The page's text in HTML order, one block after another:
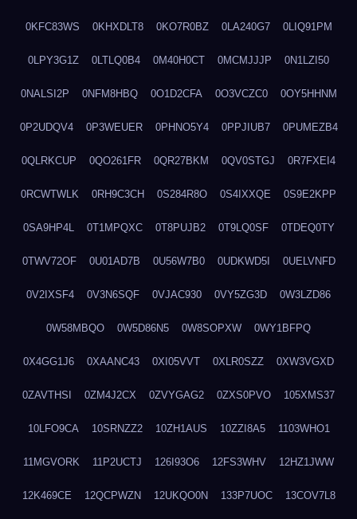
0KFC83WS 0KHXDLT8 0KO7R0BZ 0LA240G7 0LIQ91PM
0LPY3G1Z 0LTLQ0B4 0M40H0CT 0MCMJJJP 0N1LZI50
0NALSI2P 0NFM8HBQ 0O1D2CFA 0O3VCZC0 0OY5HHNM
0P2UDQV4 0P3WEUER 0PHNO5Y4 0PPJIUB7 0PUMEZB4
0QLRKCUP 0QO261FR 0QR27BKM 0QV0STGJ 0R7FXEI4
0RCWTWLK 0RH9C3CH 0S284R8O 0S4IXXQE 0S9E2KPP
0SA9HP4L 0T1MPQXC 0T8PUJB2 0T9LQ0SF 0TDEQ0TY
0TWV72OF 0U01AD7B 0U56W7B0 0UDKWD5I 0UELVNFD
0V2IXSF4 0V3N6SQF 0VJAC930 0VY5ZG3D 0W3LZD86
0W58MBQO 0W5D86N5 0W8SOPXW 0WY1BFPQ
0X4GG1J6 0XAANC43 0XI05VVT 0XLR0SZZ 0XW3VGXD
0ZAVTHSI 0ZM4J2CX 0ZVYGAG2 0ZXS0PVO 105XMS37
10LFO9CA 10SRNZZ2 10ZH1AUS 10ZZI8A5 1103WHO1
11MGVORK 11P2UCTJ 126I93O6 12FS3WHV 12HZ1JWW
12K469CE 12QCPWZN 12UKQO0N 133P7UOC 13COV7L8